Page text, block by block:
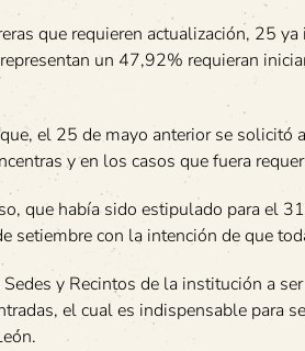
que requieren actualización, 25
un 47,92% requieran
el 25 de mayo anterior se
y en los casos que fuera
que había sido estipulado para el
setiembre con la intención de que
y Recintos de la institución a
el cual es indispensable para